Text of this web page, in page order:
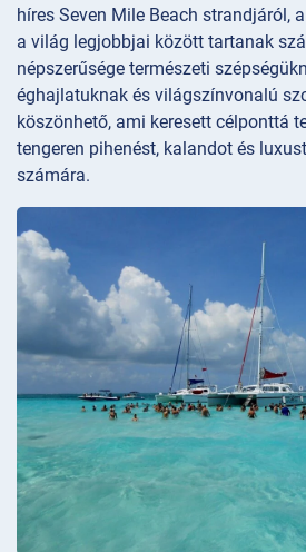
híres Seven Mile Beach strandjáról,
a világ legjobbjai között tartanak
népszerűsége természeti
éghajlatuknak és világszínvonalú
köszönhető, ami keresett célponttá
tengeren pihenést, kalandot és
számára.